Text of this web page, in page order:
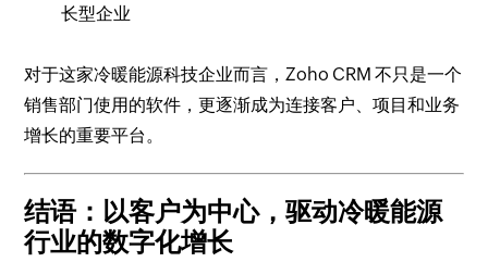
长型企业
对于这家冷暖能源科技企业而言，Zoho CRM 不只是一个
销售部门使用的软件，更逐渐成为连接客户、项目和业务
增长的重要平台。
结语：以客户为中心，驱动冷暖能源
行业的数字化增长